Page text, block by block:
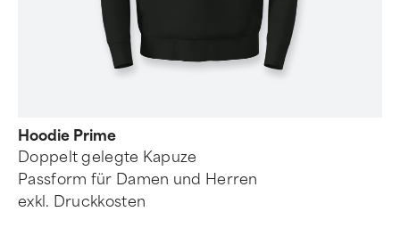
Hoodie Prime
Doppelt gelegte Kapuze
Passform für Damen und Herren
exkl. Druckkosten